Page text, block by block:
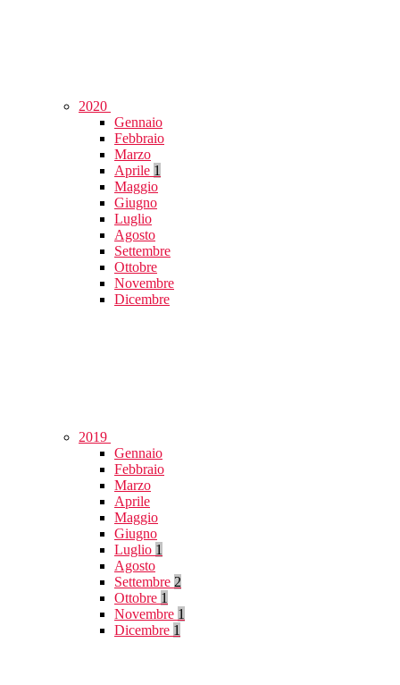
2020
Gennaio
Febbraio
Marzo
Aprile 1
Maggio
Giugno
Luglio
Agosto
Settembre
Ottobre
Novembre
Dicembre
2019
Gennaio
Febbraio
Marzo
Aprile
Maggio
Giugno
Luglio 1
Agosto
Settembre 2
Ottobre 1
Novembre 1
Dicembre 1